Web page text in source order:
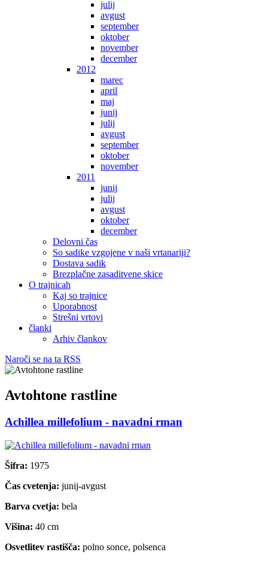
julij
avgust
september
oktober
november
december
2012
marec
april
maj
junij
julij
avgust
september
oktober
november
2011
junij
julij
avgust
oktober
december
Delovni čas
So sadike vzgojene v naši vrtanariji?
Dostava sadik
Brezplačne zasaditvene skice
O trajnicah
Kaj so trajnice
Uporabnost
Strešni vrtovi
članki
Arhiv člankov
Naroči se na ta RSS
Avtohtone rastline
Achillea millefolium - navadni rman
Šifra: 1975
Čas cvetenja: junij-avgust
Barva cvetja: bela
Višina: 40 cm
Osvetlitev rastišča: polno sonce, polsenca